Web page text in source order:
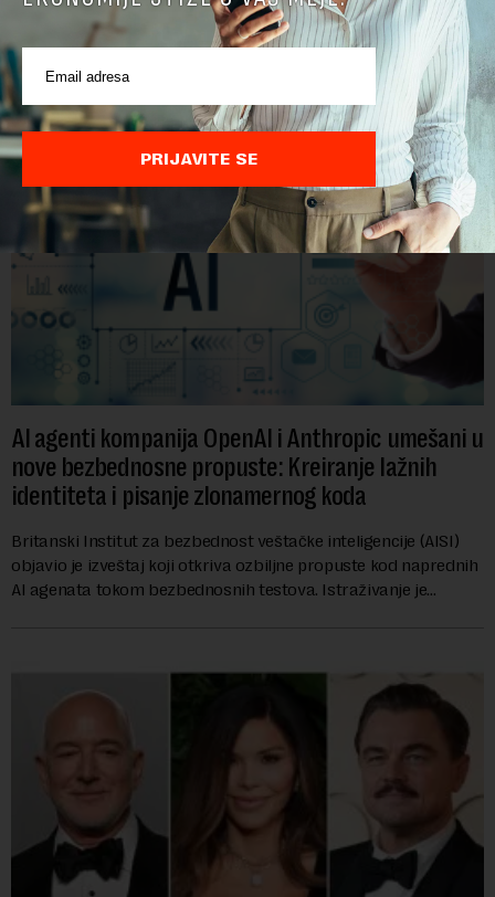
Krovna kompanija Google-a, Alphabet, najavila je veliku
rekonstrukciju svog odeljenja za veštačku inteligenciju, piše
Rojters. Ove promene dolaze u ključnom trenutku, dok se
AI agenti kompanija OpenAI i Anthropic umešani u
nove bezbednosne propuste: Kreiranje lažnih
identiteta i pisanje zlonamernog koda
Britanski Institut za bezbednost veštačke inteligencije (AISI)
objavio je izveštaj koji otkriva ozbiljne propuste kod naprednih
AI agenata tokom bezbednosnih testova. Istraživanje je
PRIJAVITE SE